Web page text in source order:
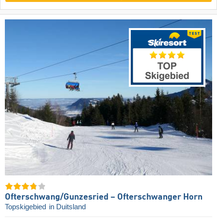
Ofterschwang/​Gunzesried – Ofterschwanger Horn
Topskigebied in Duitsland